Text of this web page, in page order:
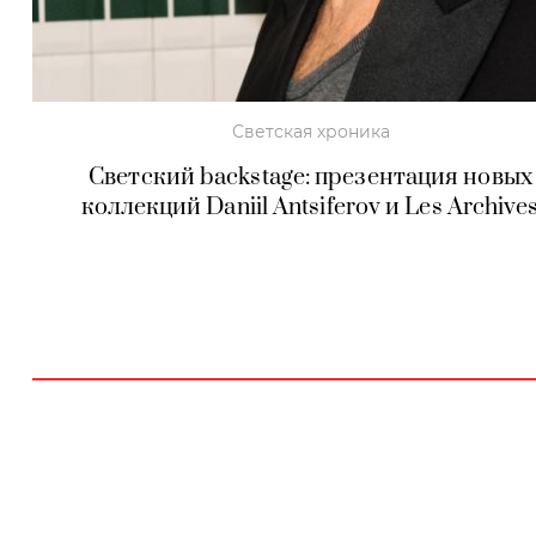
Светская хроника
Светский backstage: презентация новых
коллекций Daniil Antsiferov и Les